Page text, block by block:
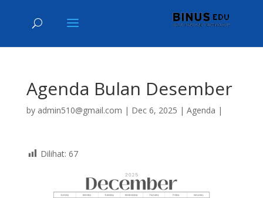
Agenda Bulan Desember
by admin510@gmail.com | Dec 6, 2025 | Agenda |
Dilihat: 67